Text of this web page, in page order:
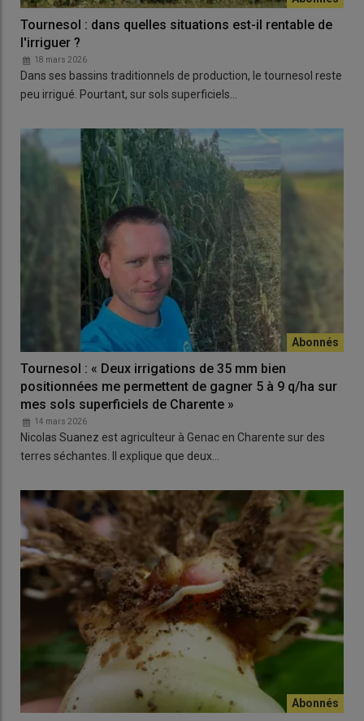
Tournesol : dans quelles situations est-il rentable de
l'irriguer ?
18 mars 2026
Dans ses bassins traditionnels de production, le tournesol reste
peu irrigué. Pourtant, sur sols superficiels…
Tournesol : « Deux irrigations de 35 mm bien
positionnées me permettent de gagner 5 à 9 q/ha sur
mes sols superficiels de Charente »
14 mars 2026
Nicolas Suanez est agriculteur à Genac en Charente sur des
terres séchantes. Il explique que deux…